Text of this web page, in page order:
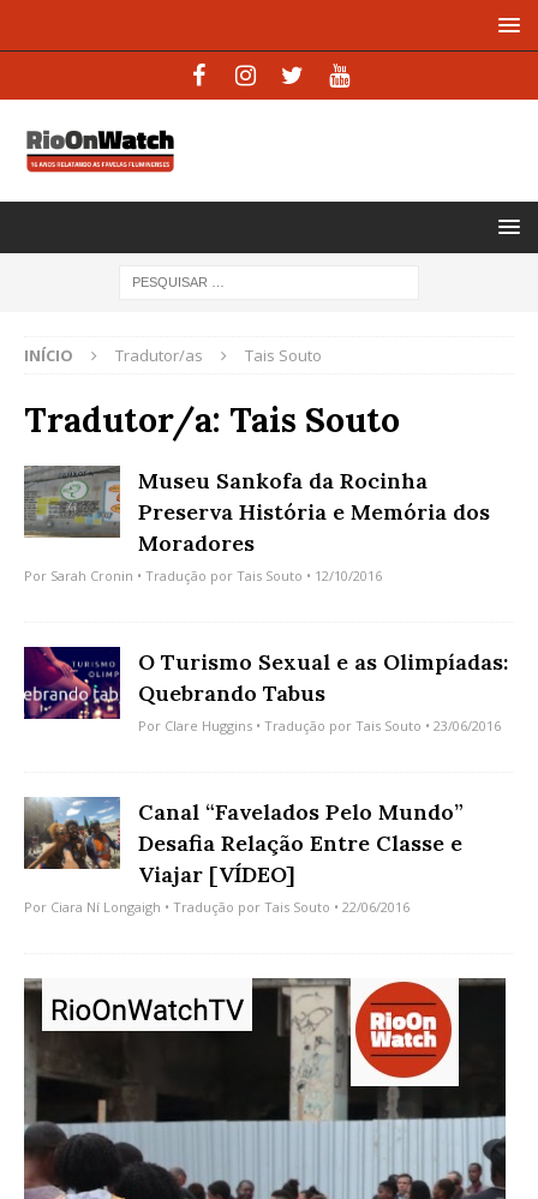
INÍCIO Tradutor/as Tais Souto
Tradutor/a: Tais Souto
Museu Sankofa da Rocinha
Preserva História e Memória dos
Moradores
Por Sarah Cronin • Tradução por Tais Souto • 12/10/2016
O Turismo Sexual e as Olimpíadas:
Quebrando Tabus
Por Clare Huggins • Tradução por Tais Souto • 23/06/2016
Canal “Favelados Pelo Mundo”
Desafia Relação Entre Classe e
Viajar [VÍDEO]
Por Ciara Ní Longaigh • Tradução por Tais Souto • 22/06/2016